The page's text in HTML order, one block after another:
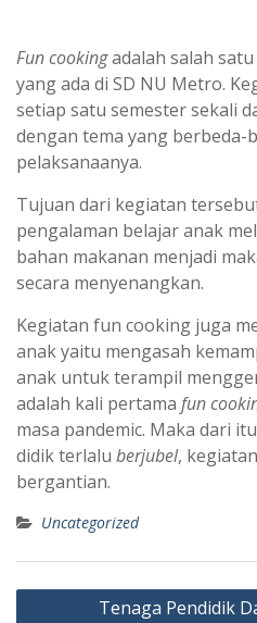
Fun cookingadalah salah
yang ada di SD NU Metro.
setiap satu semester sekali
dengan tema yang berbeda-
pelaksanaanya.
Tujuan dari kegiatan
pengalaman belajar anak
bahan makanan menjadi
secara menyenangkan.
Kegiatan fun cooking juga
anak yaitu mengasah
anak untuk terampil
adalah kali pertama fun
masa pandemic. Maka dari
didik terlalu berjubel,
bergantian.
Uncategorized
Post
Tenaga Pendidik